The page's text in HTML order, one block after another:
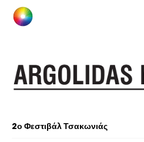
2ο Φεστιβάλ Τσακωνιάς